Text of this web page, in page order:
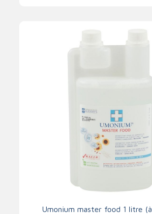
Umonium master food 1 litre